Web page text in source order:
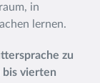
in
lernen.
zu
vierten